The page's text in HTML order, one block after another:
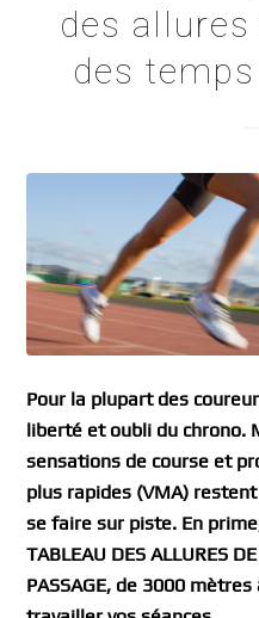
des
des
Pour la plupart des
liberté et oubli du chrono.
sensations de course et
plus rapides (VMA)
se faire sur piste. En
TABLEAU DES ALLURES
PASSAGE, de 3000